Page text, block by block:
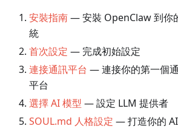
安裝指南— 安裝 OpenClaw 到你
統
首次設定 — 完成初始設定
連接通訊平台 — 連接你的第一個
平台
選擇 AI 模型 — 設定 LLM 提供者
SOUL.md 人格設定 — 打造你的